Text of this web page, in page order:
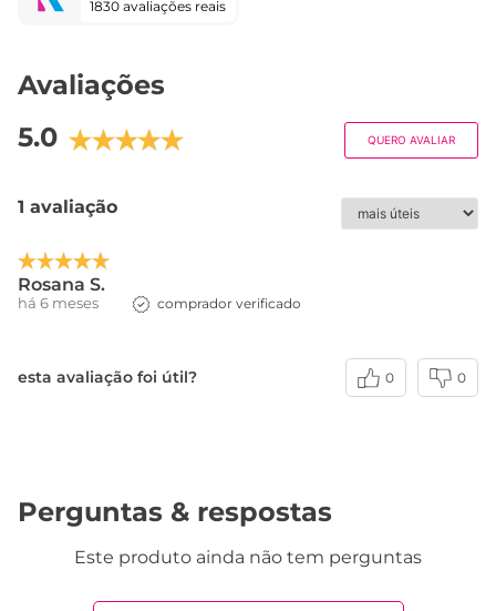
1830 avaliações reais
Avaliações
5.0
QUERO AVALIAR
1 avaliação
Rosana S.
há 6 meses comprador verificado
esta avaliação foi útil? 0 0
Perguntas & respostas
Este produto ainda não tem perguntas